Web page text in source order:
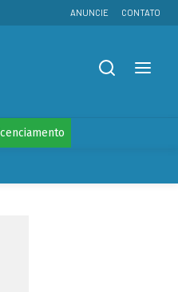
ANUNCIE CONTATO